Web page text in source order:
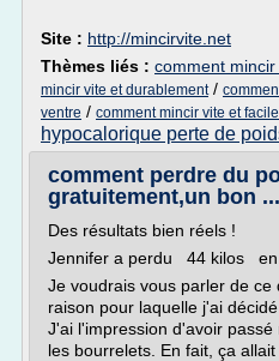
Site : http://mincirvite.net
Thèmes liés : comment
mincir vite et durablement/
ventre / comment mincir vite et
hypocalorique perte de
comment perdre du
gratuitement,un bon ...
Des résultats bien réels !
Jennifer a perdu 44 kilos
Je voudrais vous parler de ce
raison pour laquelle j'ai
J'ai l'impression d'avoir
les bourrelets. En fait, ça